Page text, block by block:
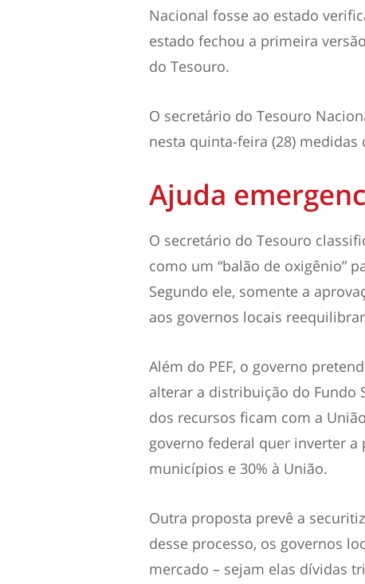
Nacional fosse ao estado
estado fechou a primeira
do Tesouro.
O secretário do Tesouro
nesta quinta-feira (28) medidas
Ajuda
O secretário do Tesouro
como um “balão de oxigênio”
Segundo ele, somente a
aos governos locais
Além do PEF, o governo
alterar a distribuição do Fundo
dos recursos ficam com a
governo federal quer inverter a
municípios e 30% à União.
Outra proposta prevê a
desse processo, os governos
mercado – sejam elas dívidas